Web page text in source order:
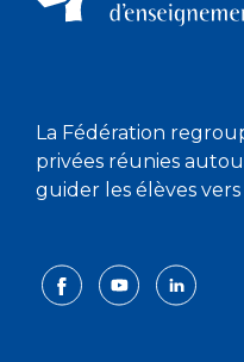
La Fédération
privées réunies
guider les élèves vers